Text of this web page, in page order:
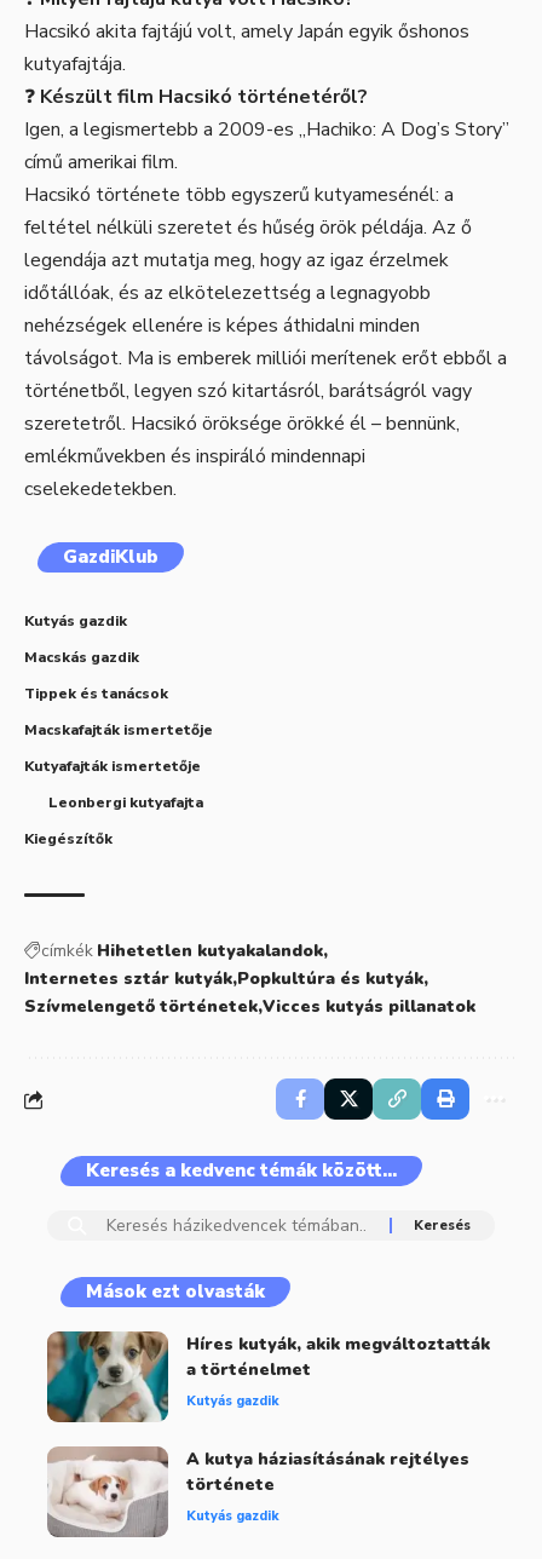
Hacsikó akita fajtájú volt, amely Japán egyik őshonos
kutyafajtája.
❓ Készült film Hacsikó történetéről?
Igen, a legismertebb a 2009-es „Hachiko: A Dog’s Story”
című amerikai film.
Hacsikó története több egyszerű kutyamesénél: a
feltétel nélküli szeretet és hűség örök példája. Az ő
legendája azt mutatja meg, hogy az igaz érzelmek
időtállóak, és az elkötelezettség a legnagyobb
nehézségek ellenére is képes áthidalni minden
távolságot. Ma is emberek milliói merítenek erőt ebből a
történetből, legyen szó kitartásról, barátságról vagy
szeretetről. Hacsikó öröksége örökké él – bennünk,
emlékművekben és inspiráló mindennapi
cselekedetekben.
GazdiKlub
Kutyás gazdik
Macskás gazdik
Tippek és tanácsok
Macskafajták ismertetője
Kutyafajták ismertetője
Leonbergi kutyafajta
Kiegészítők
címkék Hihetetlen kutyakalandok
Internetes sztár kutyák Popkultúra és kutyák
Szívmelengető történetek Vicces kutyás pillanatok
Keresés a kedvenc témák között…
Mások ezt olvasták
Híres kutyák, akik megváltoztatták
a történelmet
Kutyás gazdik
A kutya háziasításának rejtélyes
története
Kutyás gazdik